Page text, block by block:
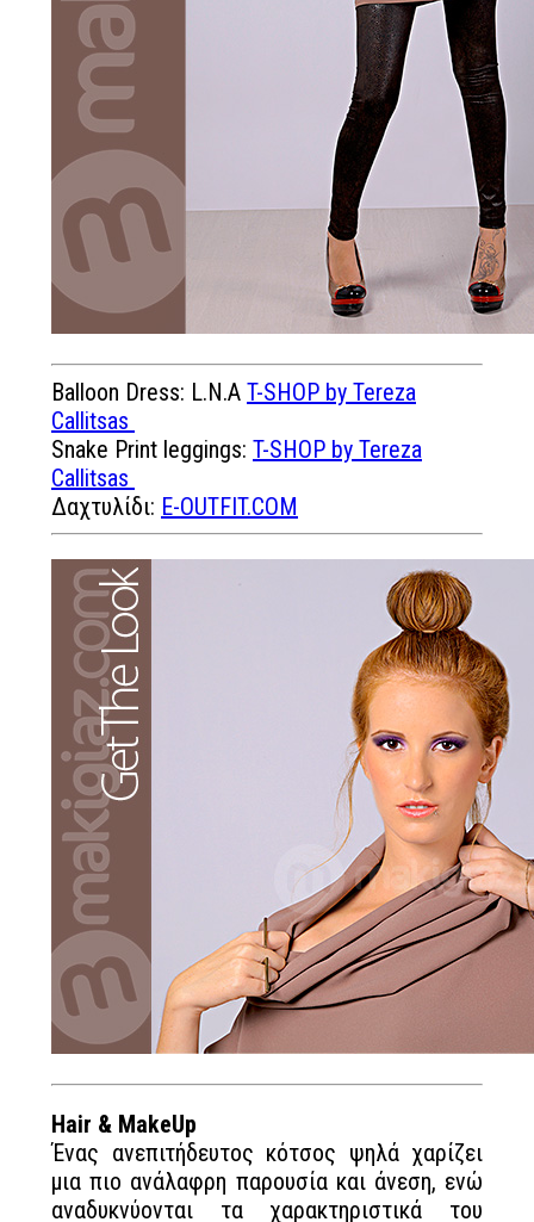
Balloon Dress: L.N.A T-SHOP by Tereza
Callitsas
Snake Print leggings: T-SHOP by Tereza
Callitsas
Δαχτυλίδι: E-OUTFIT.COM
Hair & MakeUp
Ένας ανεπιτήδευτος κότσος ψηλά χαρίζει
μια πιο ανάλαφρη παρουσία και άνεση, ενώ
αναδυκνύονται τα χαρακτηριστικά του